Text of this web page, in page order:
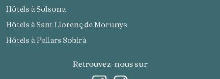
Hôtels à Solsona
Hôtels à Sant Llorenç de Morunys
Hôtels à Pallars Sobirà
Retrouvez-nous sur